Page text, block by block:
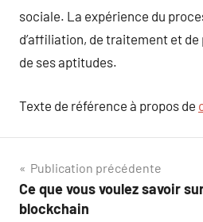
sociale. La expérience du
d’affiliation, de traitement et
de ses aptitudes.
Texte de référence à propos de
Navigation
de
Publication précédente
Ce que vous voulez savoir
blockchain